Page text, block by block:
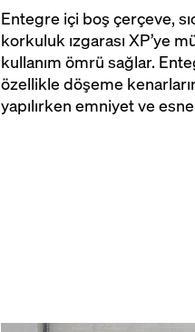
Entegre içi boş çerçeve,
korkuluk ızgarası XP’ye
kullanım ömrü sağlar.
özellikle döşeme
yapılırken emniyet ve